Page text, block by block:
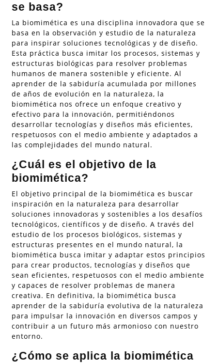
se basa?
La biomimética es una disciplina innovadora que se
basa en la observación y estudio de la naturaleza
para inspirar soluciones tecnológicas y de diseño.
Esta práctica busca imitar los procesos, sistemas y
estructuras biológicas para resolver problemas
humanos de manera sostenible y eficiente. Al
aprender de la sabiduría acumulada por millones
de años de evolución en la naturaleza, la
biomimética nos ofrece un enfoque creativo y
efectivo para la innovación, permitiéndonos
desarrollar tecnologías y diseños más eficientes,
respetuosos con el medio ambiente y adaptados a
las complejidades del mundo natural.
¿Cuál es el objetivo de la
biomimética?
El objetivo principal de la biomimética es buscar
inspiración en la naturaleza para desarrollar
soluciones innovadoras y sostenibles a los desafíos
tecnológicos, científicos y de diseño. A través del
estudio de los procesos biológicos, sistemas y
estructuras presentes en el mundo natural, la
biomimética busca imitar y adaptar estos principios
para crear productos, tecnologías y diseños que
sean eficientes, respetuosos con el medio ambiente
y capaces de resolver problemas de manera
creativa. En definitiva, la biomimética busca
aprender de la sabiduría evolutiva de la naturaleza
para impulsar la innovación en diversos campos y
contribuir a un futuro más armonioso con nuestro
entorno.
¿Cómo se aplica la biomimética